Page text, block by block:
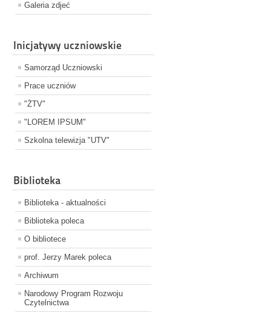
Galeria zdjeć
Inicjatywy uczniowskie
Samorząd Uczniowski
Prace uczniów
"ŻTV"
"LOREM IPSUM"
Szkolna telewizja "UTV"
Biblioteka
Biblioteka - aktualności
Biblioteka poleca
O bibliotece
prof. Jerzy Marek poleca
Archiwum
Narodowy Program Rozwoju
Czytelnictwa